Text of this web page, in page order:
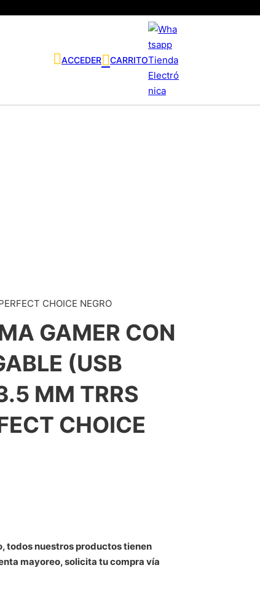
ACCEDER CARRITO
CHOICE NEGRO
GAMER CON
(USB
MM TRRS
CHOICE
todos nuestros productos tienen
mayoreo, solicita tu compra vía